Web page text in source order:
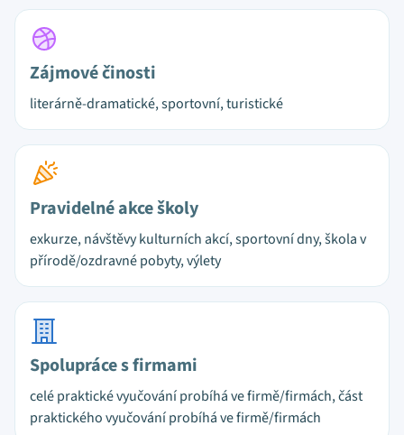
Zájmové činosti
literárně-dramatické, sportovní, turistické
Pravidelné akce školy
exkurze, návštěvy kulturních akcí, sportovní dny, škola v
přírodě/ozdravné pobyty, výlety
Spolupráce s firmami
celé praktické vyučování probíhá ve firmě/firmách, část
praktického vyučování probíhá ve firmě/firmách